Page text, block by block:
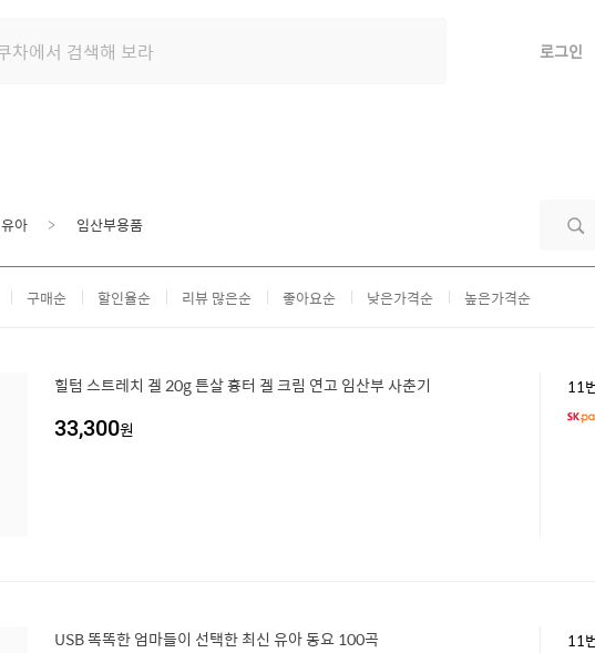
로그인
유아 임산부용품
구매순 할인율순 리뷰 많은순 좋아요순 낮은가격순 높은가격순
힐텀 스트레치 겔 20g 튼살 흉터 겔 크림 연고 임산부 사춘기
33,300원
11
USB 똑똑한 엄마들이 선택한 최신 유아 동요 100곡 11